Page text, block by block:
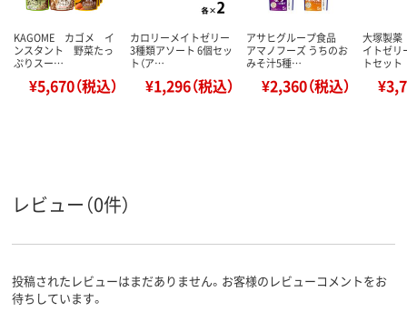
KAGOME カゴメ イ
ンスタント 野菜たっ
ぷりスー…
¥5,670（税込）
カロリーメイトゼリー
3種類アソート 6個セッ
ト（ア…
¥1,296（税込）
アサヒグループ食品
アマノフーズ うちのお
みそ汁5種…
¥2,360（税込）
大塚製
イトゼリ
トセッ
レビュー（0件）
投稿されたレビューはまだありません。お客様のレビューコメントをお
待ちしています。